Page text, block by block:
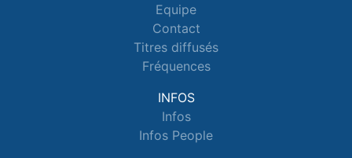
Equipe
Contact
Titres diffusés
Fréquences
INFOS
Infos
Infos People